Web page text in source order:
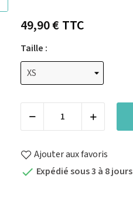
49,90 €TTC
Taille :
Ajouter aux favoris
 Expédié sous 3 à 8 jours